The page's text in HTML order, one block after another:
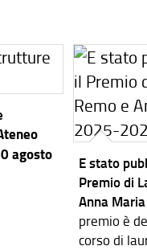
agosto
E stato
Premio di
Anna
premio è
corso di